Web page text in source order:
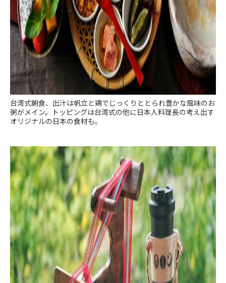
台湾式朝食、出汁は帆立と鶏でじっくりととられ豊かな風味のお
粥がメイン。トッピングは台湾式の他に日本人料理長の考え出す
オリジナルの日本の食材も。